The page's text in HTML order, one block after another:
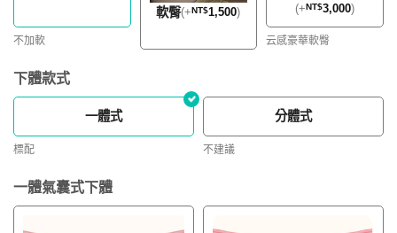
不加軟
軟臀(+NT$1,500) (+NT$3,000)
云感豪華軟臀
下體款式
一體式
標配
分體式
不建議
一體氣囊式下體